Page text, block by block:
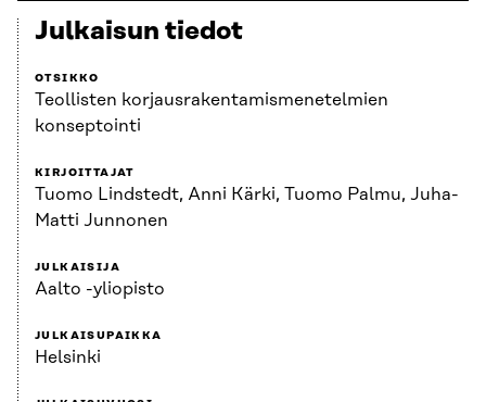
Julkaisun tiedot
OTSIKKO
Teollisten korjausrakentamismenetelmien
konseptointi
KIRJOITTAJAT
Tuomo Lindstedt, Anni Kärki, Tuomo Palmu, Juha-
Matti Junnonen
JULKAISIJA
Aalto -yliopisto
JULKAISUPAIKKA
Helsinki